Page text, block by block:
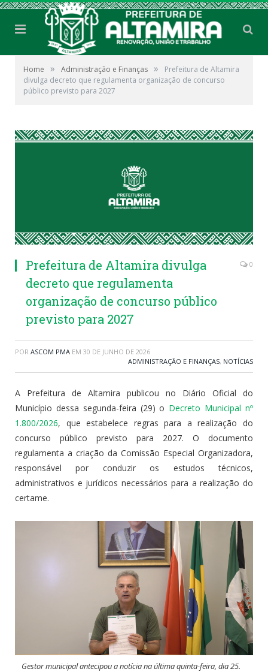
Home » Administração e Finanças »
Prefeitura de Altamira
divulga decreto que regulamenta organização de concurso
público previsto para 2027
Prefeitura de Altamira divulga
decreto que regulamenta
organização de concurso público
previsto para 2027
0
POR ASCOM PMA EM 30 DE JUNHO DE 2026
ADMINISTRAÇÃO E FINANÇAS, NOTÍCIAS
A Prefeitura de Altamira publicou no Diário Oficial do
Município dessa segunda-feira (29) o Decreto Municipal nº
1.800/2026, que estabelece regras para a realização do
concurso público previsto para 2027. O documento
regulamenta a criação da Comissão Especial Organizadora,
responsável por conduzir os estudos técnicos,
administrativos e jurídicos necessários para a realização do
certame.
Gestor municipal antecipou a notícia na última quinta-feira, dia 25.